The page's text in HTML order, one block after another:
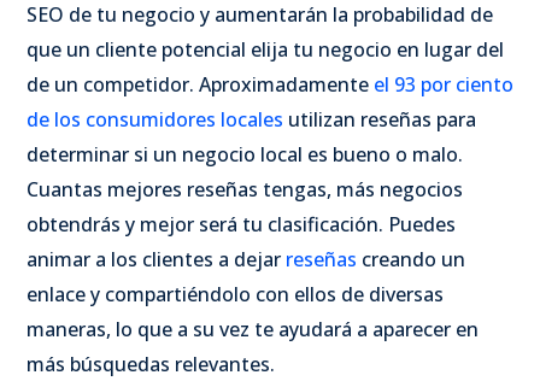
SEO de tu negocio y aumentarán la probabilidad de
que un cliente potencial elija tu negocio en lugar del
de un competidor. Aproximadamente el 93 por ciento
de los consumidores locales utilizan reseñas para
determinar si un negocio local es bueno o malo.
Cuantas mejores reseñas tengas, más negocios
obtendrás y mejor será tu clasificación. Puedes
animar a los clientes a dejar reseñas creando un
enlace y compartiéndolo con ellos de diversas
maneras, lo que a su vez te ayudará a aparecer en
más búsquedas relevantes.